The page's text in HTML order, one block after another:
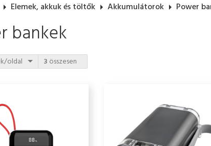
arrow_right Elemek, akkuk és töltők arrow_right Akkumulátorok arrow_right Power
bankek
oldal 3 összesen